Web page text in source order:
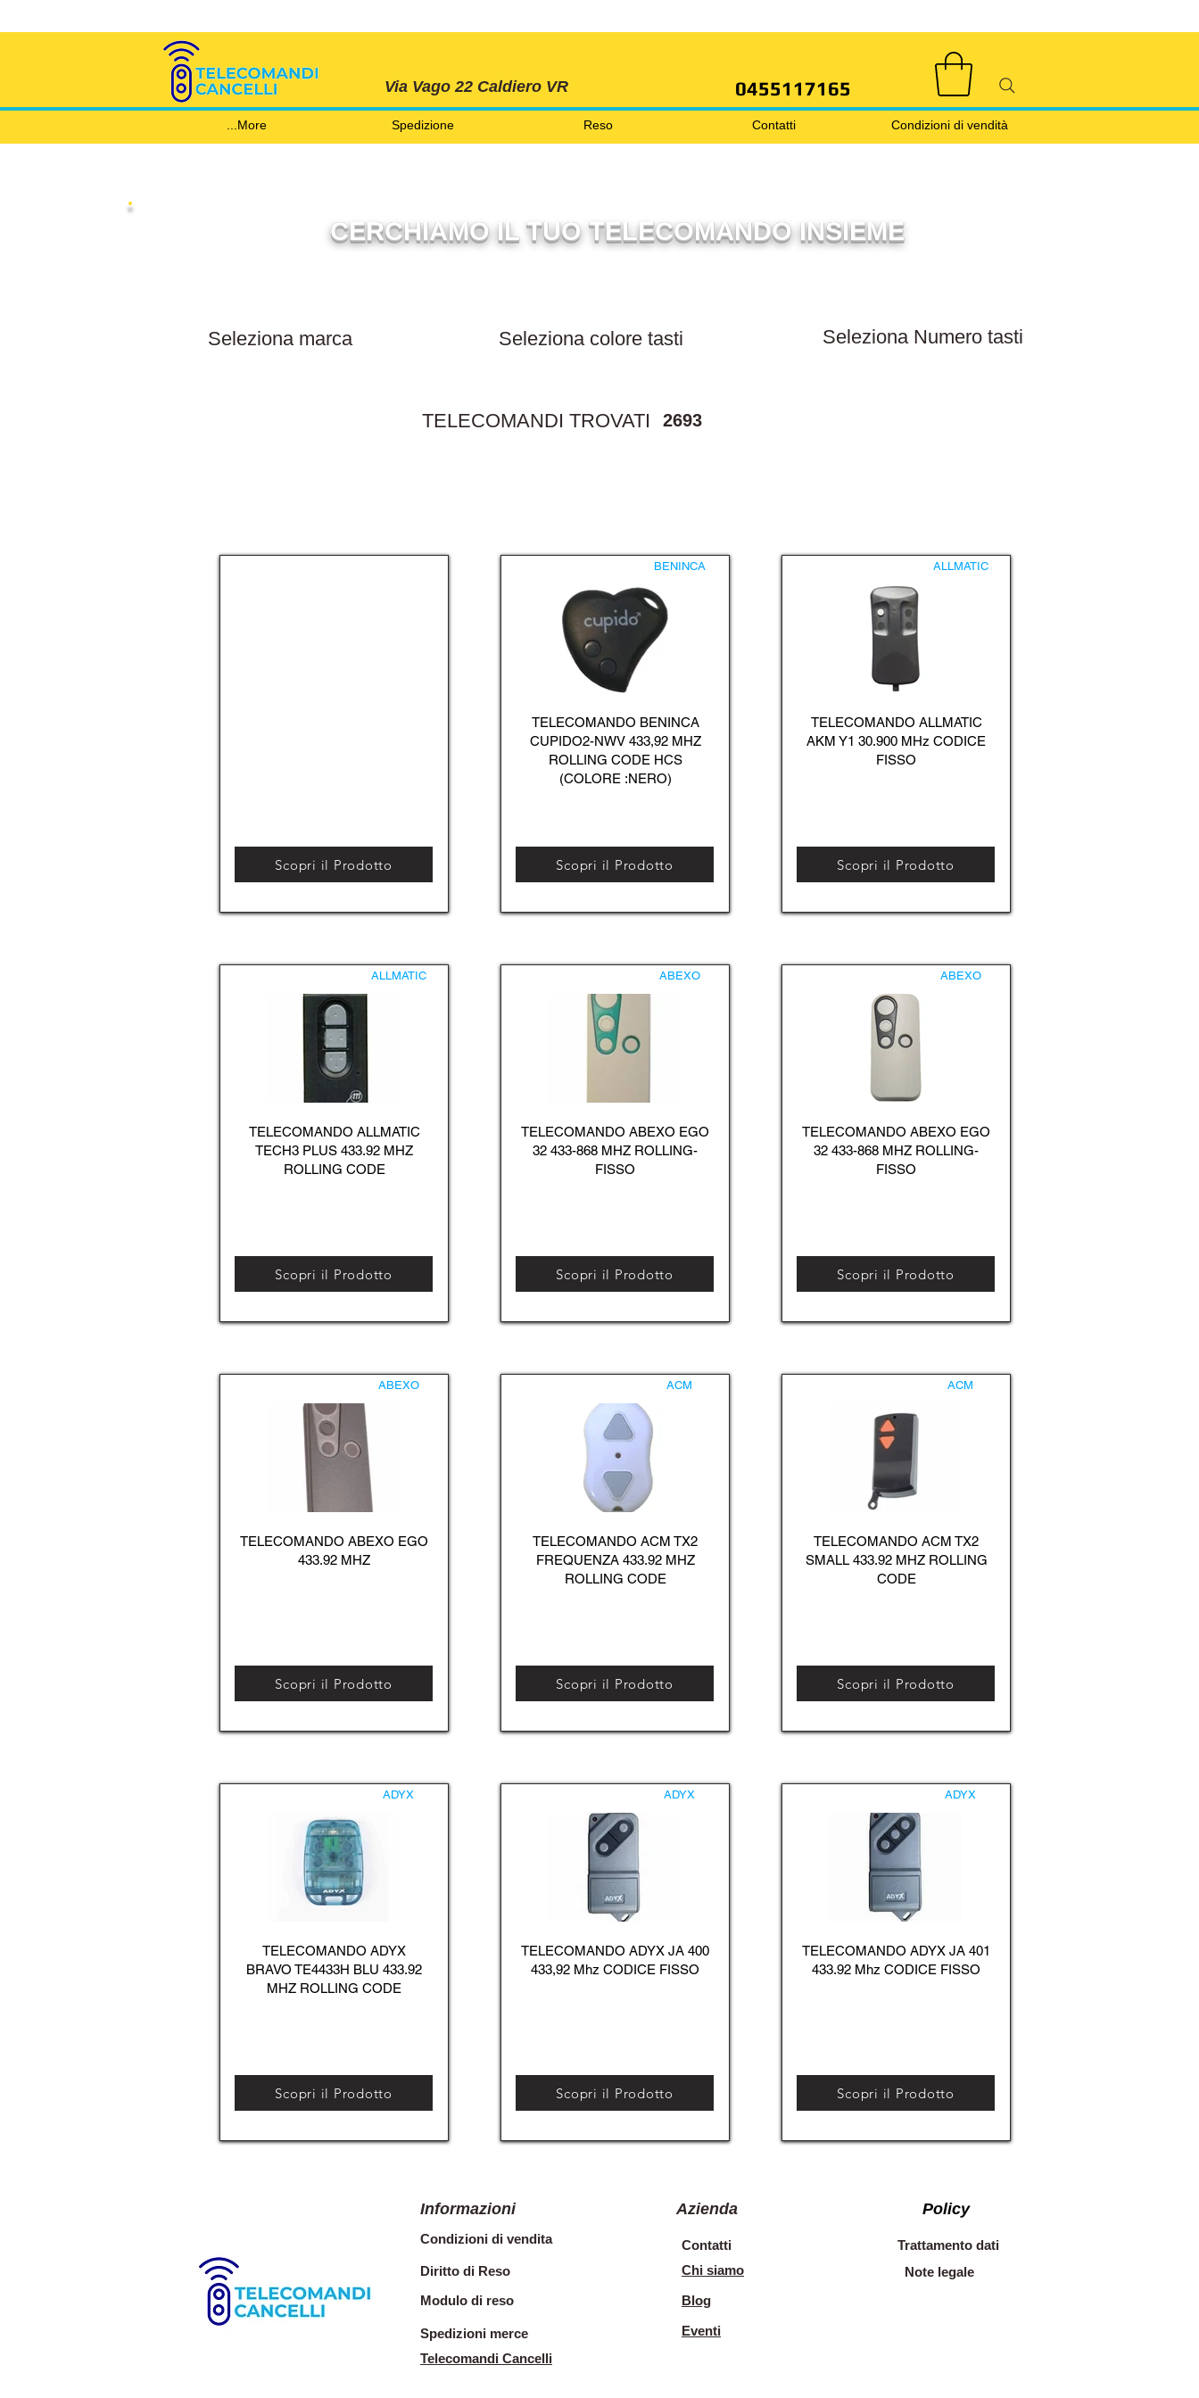
Via Vago 22 Caldiero VR 0455117165
Condizioni di vendità
Contatti
Reso
Spedizione
More...
CERCHIAMO IL TUO TELECOMANDO INSIEME
TELECOMANDI TROVATI 2693
Scopri il Prodotto
ALLMATIC
TELECOMANDO ALLMATIC
TECH3 PLUS 433.92 MHZ
ROLLING CODE
Scopri il Prodotto
ABEXO
TELECOMANDO ABEXO EGO
433.92 MHZ
Scopri il Prodotto
ADYX
TELECOMANDO ADYX
BRAVO TE4433H BLU 433.92
MHZ ROLLING CODE
Scopri il Prodotto
BENINCA
TELECOMANDO BENINCA
CUPIDO2-NWV 433,92 MHZ
ROLLING CODE HCS
(COLORE :NERO)
Scopri il Prodotto
ABEXO
TELECOMANDO ABEXO EGO
32 433-868 MHZ ROLLING-
FISSO
Scopri il Prodotto
ACM
TELECOMANDO ACM TX2
FREQUENZA 433.92 MHZ
ROLLING CODE
Scopri il Prodotto
ADYX
TELECOMANDO ADYX JA 400
433,92 Mhz CODICE FISSO
Scopri il Prodotto
ALLMATIC
TELECOMANDO ALLMATIC
AKM Y1 30.900 MHz CODICE
FISSO
Scopri il Prodotto
ABEXO
TELECOMANDO ABEXO EGO
32 433-868 MHZ ROLLING-
FISSO
Scopri il Prodotto
ACM
TELECOMANDO ACM TX2
SMALL 433.92 MHZ ROLLING
CODE
Scopri il Prodotto
ADYX
TELECOMANDO ADYX JA 401
433.92 Mhz CODICE FISSO
Scopri il Prodotto
Informazioni
Condizioni di vendita
Diritto di Reso
Modulo di reso
Spedizioni merce
Telecomandi Cancelli
Azienda
Contatti
Chi siamo
Blog
Eventi
Policy
Trattamento dati
Note legale